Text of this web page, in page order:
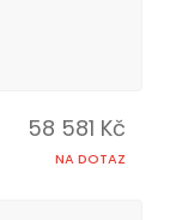
58 581 Kč
NA DOTAZ